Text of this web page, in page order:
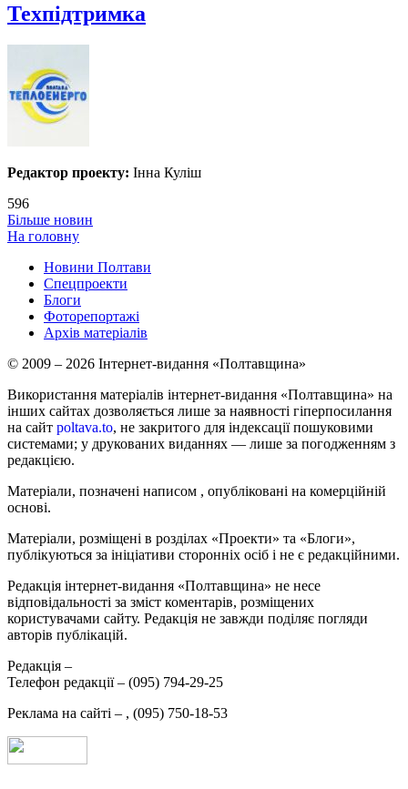
Техпідтримка
Редактор проекту: Інна Куліш
596
Більше новин
На головну
Новини Полтави
Спецпроекти
Блоги
Фоторепортажі
Архів матеріалів
© 2009 – 2026 Інтернет-видання «Полтавщина»
Використання матеріалів інтернет-видання «Полтавщина» на
інших сайтах дозволяється лише за наявності гіперпосилання
на сайт poltava.to, не закритого для індексації пошуковими
системами; у друкованих виданнях — лише за погодженням з
редакцією.
Матеріали, позначені написом , опубліковані на комерційній
основі.
Матеріали, розміщені в розділах «Проекти» та «Блоги»,
публікуються за ініціативи сторонніх осіб і не є редакційними.
Редакція інтернет-видання «Полтавщина» не несе
відповідальності за зміст коментарів, розміщених
користувачами сайту. Редакція не завжди поділяє погляди
авторів публікацій.
Редакція –
Телефон редакції – (095) 794-29-25
Реклама на сайті – , (095) 750-18-53